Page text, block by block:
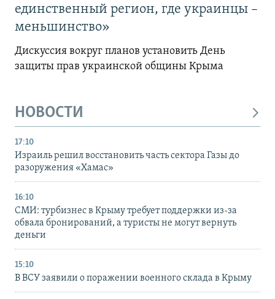
единственный регион, где украинцы –
меньшинство»
Дискуссия вокруг планов установить День
защиты прав украинской общины Крыма
НОВОСТИ
17:10
Израиль решил восстановить часть сектора Газы до
разоружения «Хамас»
16:10
СМИ: турбизнес в Крыму требует поддержки из-за
обвала бронирований, а туристы не могут вернуть
деньги
15:10
В ВСУ заявили о поражении военного склада в Крыму